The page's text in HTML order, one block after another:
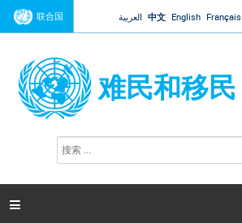
Jump to navigation
联合国 العربية 中文 English Français
难民和移民
搜
索
